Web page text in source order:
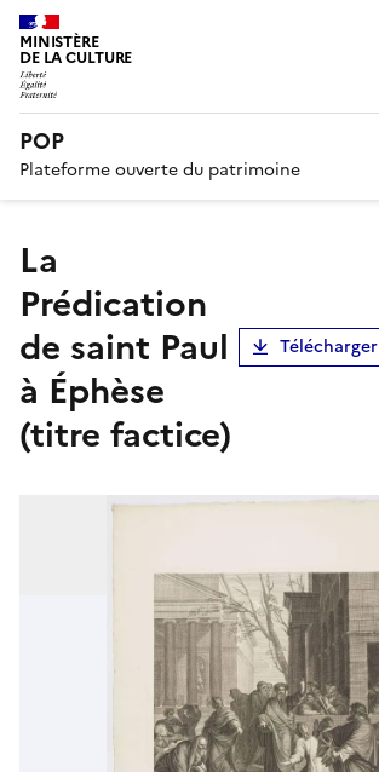
MINISTÈRE
DE LA CULTURE
POP
Plateforme ouverte du patrimoine
La
Prédication
de saint Paul
à Éphèse
(titre factice)
Télécharger